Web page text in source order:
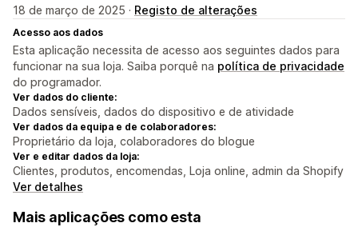
18 de março de 2025 · Registo de alterações
Acesso aos dados
Esta aplicação necessita de acesso aos seguintes dados para
funcionar na sua loja. Saiba porquê na política de privacidade
do programador.
Ver dados do cliente:
Dados sensíveis, dados do dispositivo e de atividade
Ver dados da equipa e de colaboradores:
Proprietário da loja, colaboradores do blogue
Ver e editar dados da loja:
Clientes, produtos, encomendas, Loja online, admin da Shopify
Ver detalhes
Mais aplicações como esta